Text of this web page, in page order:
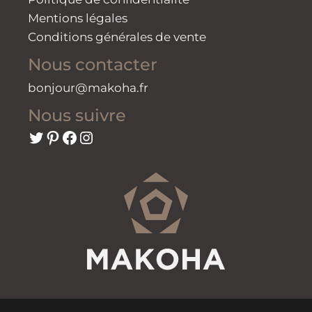
Mentions légales
Conditions générales de vente
Nous contacter
bonjour@makoha.fr
Nous suivre
Twitter
Pinterest
Facebook
Instagram